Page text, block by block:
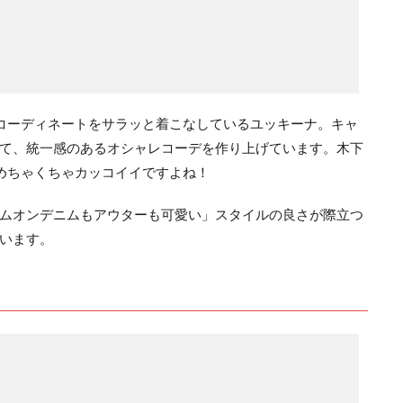
ディネートをサラッと着こなしているユッキーナ。キャ
、統一感のあるオシャレコーデを作り上げています。木下
ゃくちゃカッコイイですよね！
オンデニムもアウターも可愛い」スタイルの良さが際立つ
ます。